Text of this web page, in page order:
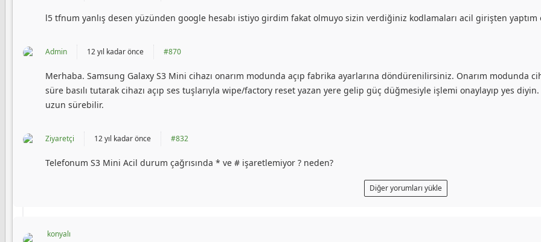
l5 tfnum yanlış desen yüzünden google hesabı istiyo girdim fakat olmuyo sizin verdiğiniz kodlamaları acil girişten
Admin 12 yıl kadar önce #870
Merhaba. Samsung Galaxy S3 Mini cihazı onarım modunda açıp fabrika ayarlarına döndürenilirsiniz. Onarım modunda
süre basılı tutarak cihazı açıp ses tuşlarıyla wipe/factory reset yazan yere gelip güç düğmesiyle işlemi onaylayıp yes
uzun sürebilir.
Ziyaretçi 12 yıl kadar önce #832
Telefonum S3 Mini Acil durum çağrısında * ve # işaretlemiyor ? neden?
Diğer yorumları yükle
konyalı